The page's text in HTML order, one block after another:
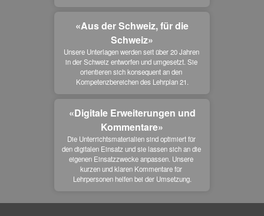
«Aus der Schweiz, für die
Schweiz»
Unsere Unterlagen werden seit über 20 Jahren
in der Schweiz entworfen und umgesetzt. Sie
orientieren sich konsequent an den
Kompetenzbereichen des Lehrplan 21.
«Digitale Erweiterungen und
Kommentare»
Die Unterrichtsmaterialien sind optimiert für
den digitalen Einsatz und sie lassen sich an die
eigenen Einsatzzwecke anpassen. Unsere
kurzen und klaren Kommentare für
Lehrpersonen helfen bei der Umsetzung.